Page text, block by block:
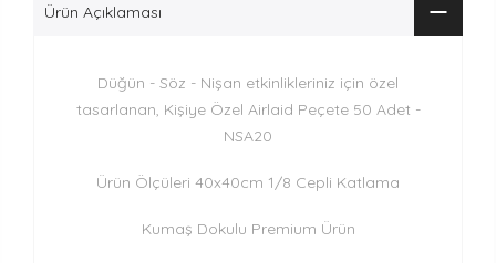
Ürün Açıklaması
Düğün - Söz - Nişan etkinlikleriniz için özel
tasarlanan, Kişiye Özel Airlaid Peçete 50 Adet -
NSA20
Ürün Ölçüleri 40x40cm 1/8 Cepli Katlama
Kumaş Dokulu Premium Ürün